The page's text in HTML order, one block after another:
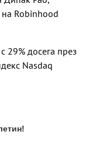
Robinhood
29% досега през
Nasdaq